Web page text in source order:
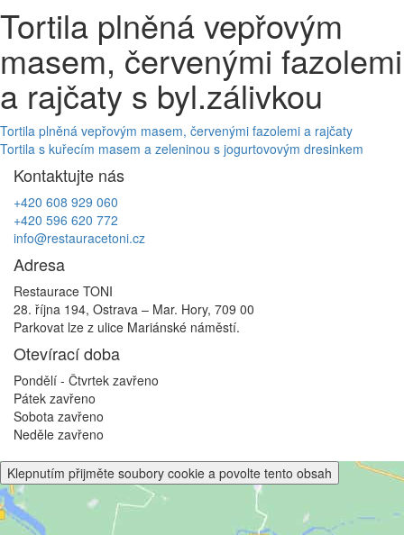
Tortila plněná vepřovým
masem, červenými fazolemi
a rajčaty s byl.zálivkou
Navigace
pro
příspěvek
Tortila plněná vepřovým masem, červenými fazolemi a rajčaty
Tortila s kuřecím masem a zeleninou s jogurtovovým dresinkem
Kontaktujte nás
+420 608 929 060
+420 596 620 772
info@restauracetoni.cz
Adresa
Restaurace TONI
28. října 194, Ostrava – Mar. Hory, 709 00
Parkovat lze z ulice Mariánské náměstí.
Otevírací doba
Pondělí - Čtvrtek zavřeno
Pátek zavřeno
Sobota zavřeno
Neděle zavřeno
Klepnutím přijměte soubory cookie a povolte tento obsah